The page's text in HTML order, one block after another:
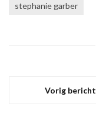
stephanie garber
Vorig bericht